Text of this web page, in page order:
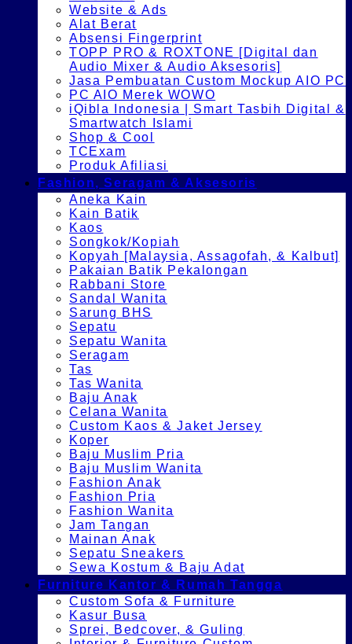
Website & Ads
Alat Berat
Absensi Fingerprint
TOPP PRO & ROXTONE [Digital dan
Audio Mixer & Audio Aksesoris]
Jasa Pembuatan Custom Mockup AIO PC
PC AIO Merek WOWO
iQibla Indonesia | Smart Tasbih Digital &
Smartwatch Islami
Shop & Cool
TCExam
Produk Afiliasi
Fashion, Seragam & Aksesoris
Aneka Kain
Kain Batik
Kaos
Songkok/Kopiah
Kopyah [Malaysia, Assagofah, & Kalbut]
Pakaian Batik Pekalongan
Rabbani Store
Sandal Wanita
Sarung BHS
Sepatu
Sepatu Wanita
Seragam
Tas
Tas Wanita
Baju Anak
Celana Wanita
Custom Kaos & Jaket Jersey
Koper
Baju Muslim Pria
Baju Muslim Wanita
Fashion Anak
Fashion Pria
Fashion Wanita
Jam Tangan
Mainan Anak
Sepatu Sneakers
Sewa Kostum & Baju Adat
Furniture Kantor & Rumah Tangga
Custom Sofa & Furniture
Kasur Busa
Sprei, Bedcover, & Guling